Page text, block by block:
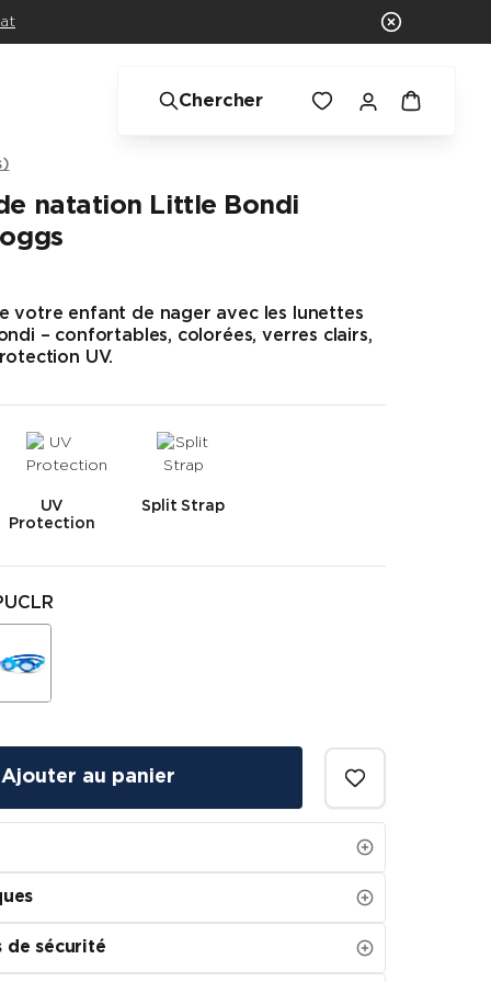
Chercher
natation Little Bondi
votre enfant de nager avec les lunettes
– confortables, colorées, verres clairs,
UV.
UV
Protection
Split Strap
Ajouter au panier
de sécurité